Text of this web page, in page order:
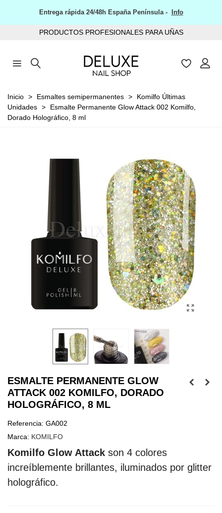
Entrega rápida 24/48h España Península - Info
PRODUCTOS PROFESIONALES PARA UÑAS
Inicio > Esmaltes semipermanentes >
Komilfo Últimas
Unidades >
Esmalte Permanente Glow Attack 002 Komilfo,
Dorado Holográfico, 8 ml
ESMALTE PERMANENTE GLOW
ATTACK 002 KOMILFO, DORADO
HOLOGRÁFICO, 8 ML
Referencia: GA002
Marca: KOMILFO
Komilfo Glow Attack son 4 colores
increíblemente brillantes, iluminados por glitter
holográfico.